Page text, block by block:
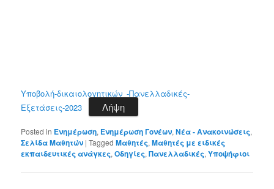
Υποβολή-δικαιολογητικών_-Πανελλαδικές-
Εξετάσεις-2023
Λήψη
Posted in Ενημέρωση, Ενημέρωση Γονέων,Νέα - Ανακοινώσεις,
Σελίδα Μαθητών |Tagged Μαθητές,Μαθητές με ειδικές
εκπαιδευτικές ανάγκες,Οδηγίες,Πανελλαδικές,Υποψήφιοι